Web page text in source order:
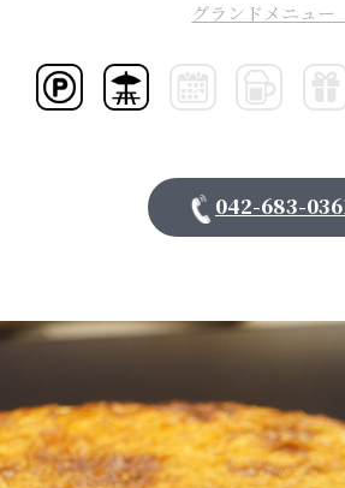
グランドメニュー
042-683-